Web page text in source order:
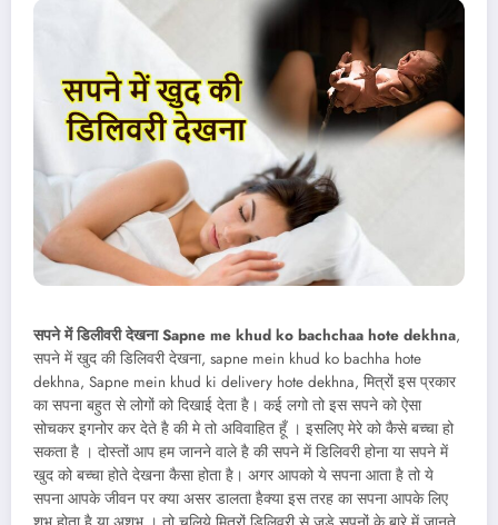
सपने में डिलीवरी देखना Sapne me khud ko bachchaa hote dekhna,
सपने में खुद की डिलिवरी देखना, sapne mein khud ko bachha hote
dekhna, Sapne mein khud ki delivery hote dekhna, मित्रों इस प्रकार
का सपना बहुत से लोगों को दिखाई देता है। कई लगो तो इस सपने को ऐसा
सोचकर इगनोर कर देते है की मे तो अविवाहित हूँ । इसलिए मेरे को कैसे बच्चा हो
सकता है । दोस्तों आप हम जानने वाले है की सपने में डिलिवरी होना या सपने में
खुद को बच्चा होते देखना कैसा होता है। अगर आपको ये सपना आता है तो ये
सपना आपके जीवन पर क्या असर डालता हैक्या इस तरह का सपना आपके लिए